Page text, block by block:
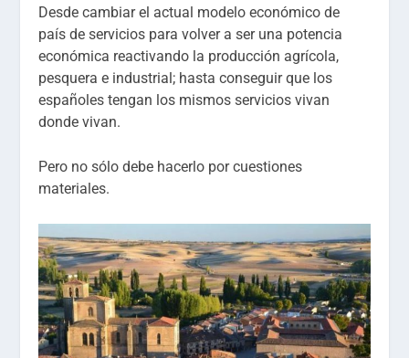
Desde cambiar el actual modelo económico de
país de servicios para volver a ser una potencia
económica reactivando la producción agrícola,
pesquera e industrial; hasta conseguir que los
españoles tengan los mismos servicios vivan
donde vivan.
Pero no sólo debe hacerlo por cuestiones
materiales.